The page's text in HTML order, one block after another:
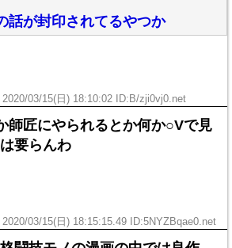
話が封印されてるやつか
2020/03/15(日) 18:10:02 ID:B/zji0vj0.net
師匠にやられるとか何か○Vで見
要らんわ
2020/03/15(日) 18:15:15.49 ID:5NYZBqae0.net